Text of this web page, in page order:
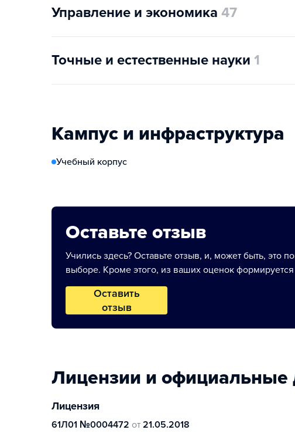
Управление и экономика 47
Точные и естественные науки 1
Кампус и инфраструктура
Учебный корпус
Оставьте отзыв
Учились здесь? Оставьте отзыв, и, может быть, это
выборе. Кроме этого, из ваших оценок формируется
Оставить
отзыв
Лицензии и официальные
Лицензия
61Л01 №0004472 от 21.05.2018